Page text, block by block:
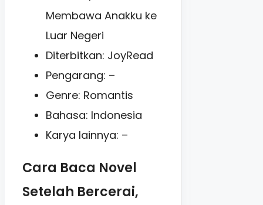
Membawa Anakku ke
Luar Negeri
Diterbitkan: JoyRead
Pengarang: –
Genre: Romantis
Bahasa: Indonesia
Karya lainnya: –
Cara Baca Novel
Setelah Bercerai,